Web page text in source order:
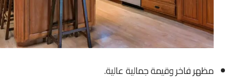
مظهر فاخر وقيمة جمالية عالية.